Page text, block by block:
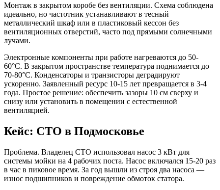
Монтаж в закрытом коробе без вентиляции. Схема соблюдена
идеально, но частотник устанавливают в тесный
металлический шкаф или в пластиковый кессон без
вентиляционных отверстий, часто под прямыми солнечными
лучами.
Электронные компоненты при работе нагреваются до 50-
60°C. В закрытом пространстве температура поднимается до
70-80°C. Конденсаторы и транзисторы деградируют
ускоренно. Заявленный ресурс 10-15 лет превращается в 3-4
года. Простое решение: обеспечить зазоры 10 см сверху и
снизу или установить в помещении с естественной
вентиляцией.
Кейс: СТО в Подмосковье
Проблема. Владелец СТО использовал насос 3 кВт для
системы мойки на 4 рабочих поста. Насос включался 15-20 раз
в час в пиковое время. За год вышли из строя два насоса —
износ подшипников и повреждение обмоток статора.